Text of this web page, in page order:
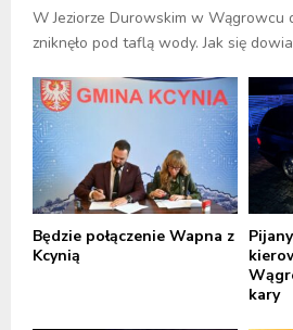
W Jeziorze Durowskim w Wągrowcu
zniknęło pod taflą wody. Jak się
Będzie połączenie Wapna z
Kcynią
kary